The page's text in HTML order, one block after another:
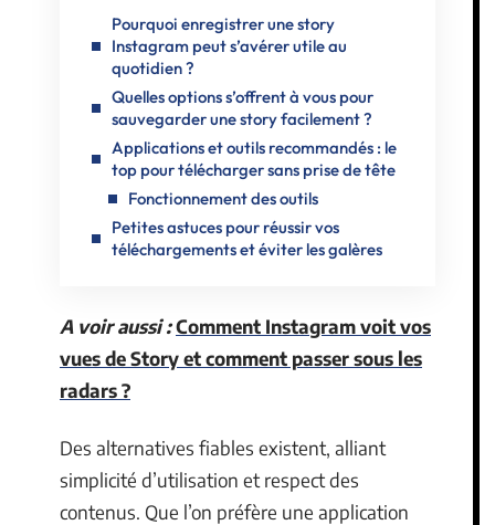
Pourquoi enregistrer une story
Instagram peut s’avérer utile au
quotidien ?
Quelles options s’offrent à vous pour
sauvegarder une story facilement ?
Applications et outils recommandés : le
top pour télécharger sans prise de tête
Fonctionnement des outils
Petites astuces pour réussir vos
téléchargements et éviter les galères
A voir aussi :Comment Instagram voit vos
vues de Story et comment passer sous les
radars ?
Des alternatives fiables existent, alliant
simplicité d’utilisation et respect des
contenus. Que l’on préfère une application